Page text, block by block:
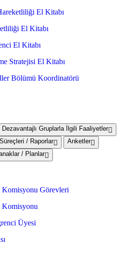
El Kitabı
El Kitabı
El Kitabı
Stratejisi El Kitabı
Bölümü Koordinatörü
Dezavantajlı Gruplarla İlgili Faaliyetler
/ Raporlar
Anketler
/ Planlar
Görevleri
Üyesi